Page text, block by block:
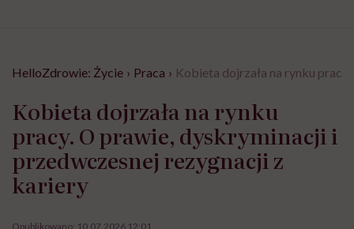
HelloZdrowie: Życie › Praca › Kobieta dojrzała na rynku
Kobieta dojrzała na rynku
pracy. O prawie, dyskryminacji i
przedwczesnej rezygnacji z
kariery
Opublikowano: 10.07.2026 12:01